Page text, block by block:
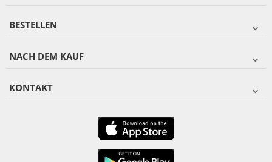
BESTELLEN
NACH DEM KAUF
KONTAKT